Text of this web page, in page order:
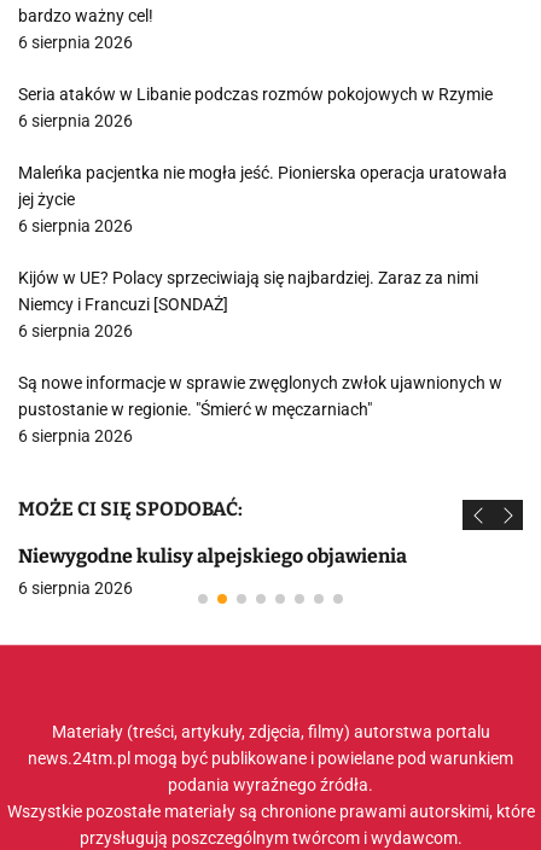
bardzo ważny cel!
6 sierpnia 2026
Seria ataków w Libanie podczas rozmów pokojowych w Rzymie
6 sierpnia 2026
Maleńka pacjentka nie mogła jeść. Pionierska operacja uratowała
jej życie
6 sierpnia 2026
Kijów w UE? Polacy sprzeciwiają się najbardziej. Zaraz za nimi
Niemcy i Francuzi [SONDAŻ]
6 sierpnia 2026
Są nowe informacje w sprawie zwęglonych zwłok ujawnionych w
pustostanie w regionie. "Śmierć w męczarniach"
6 sierpnia 2026
MOŻE CI SIĘ SPODOBAĆ:
Niewygodne kulisy alpejskiego objawienia
6 sierpnia 2026
Materiały (treści, artykuły, zdjęcia, filmy) autorstwa portalu
news.24tm.pl mogą być publikowane i powielane pod warunkiem
podania wyraźnego źródła.
Wszystkie pozostałe materiały są chronione prawami autorskimi, które
przysługują poszczególnym twórcom i wydawcom.